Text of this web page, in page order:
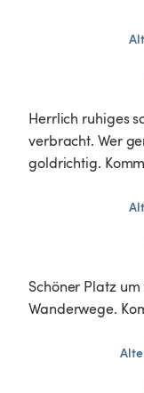
Herrlich ruhiges
verbracht. Wer
goldrichtig.
Schöner Platz
Wanderwege.